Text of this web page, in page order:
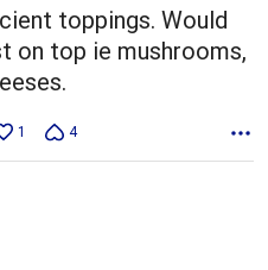
toppings. Would
on top ie mushrooms,
1 4